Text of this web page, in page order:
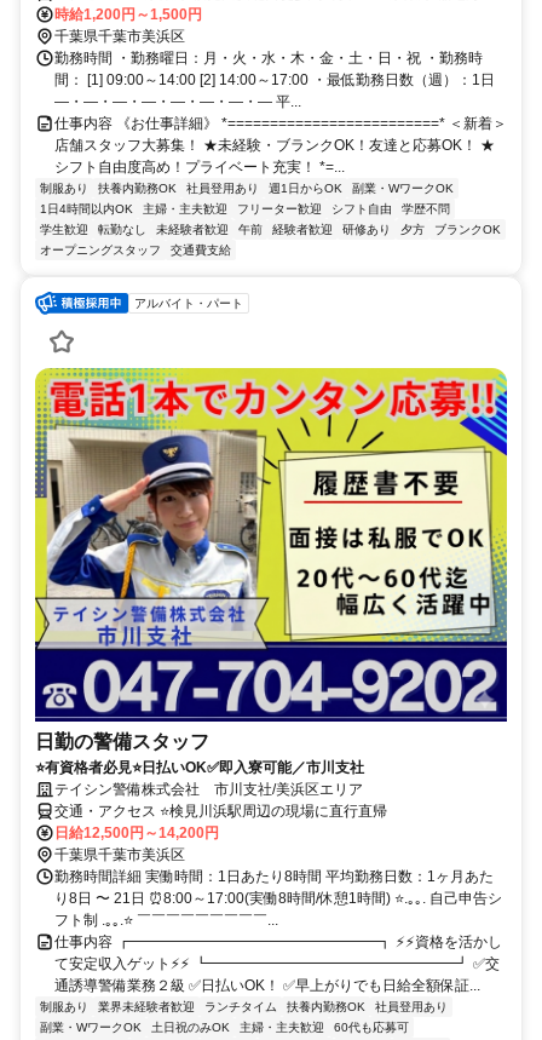
北口徒歩約22分、ＪＲ総武本線 新検見川南口徒歩約28分
時給1,200円～1,500円
千葉県千葉市美浜区
勤務時間 ・勤務曜日：月・火・水・木・金・土・日・祝 ・勤務時
間： [1] 09:00～14:00 [2] 14:00～17:00 ・最低勤務日数（週）：1日
―・―・―・―・―・―・―・― 平...
仕事内容 《お仕事詳細》 *=========================* ＜新着＞
店舗スタッフ大募集！ ★未経験・ブランクOK！友達と応募OK！ ★
シフト自由度高め！プライベート充実！ *=...
制服あり 扶養内勤務OK 社員登用あり 週1日からOK
副業・WワークOK
1日4時間以内OK
主婦・主夫歓迎 フリーター歓迎 シフト自由
学歴不問
学生歓迎
転勤なし 未経験者歓迎 午前 経験者歓迎 研修あり 夕方
ブランクOK
オープニングスタッフ
交通費支給
アルバイト・パート
日勤の警備スタッフ
⭐有資格者必見⭐日払いOK✅即入寮可能／市川支社
テイシン警備株式会社 市川支社/美浜区エリア
交通・アクセス ⭐検見川浜駅周辺の現場に直行直帰
日給12,500円～14,200円
千葉県千葉市美浜区
勤務時間詳細 実働時間：1日あたり8時間 平均勤務日数：1ヶ月あた
り8日 〜 21日 ⏰8:00～17:00(実働8時間/休憩1時間) ⭐.｡｡. 自己申告シ
フト制 .｡｡.⭐ ￣￣￣￣￣￣￣￣￣...
仕事内容 ┏━━━━━━━━━━━━━━━━━┓ ⚡⚡資格を活かし
て安定収入ゲット⚡⚡ ┗━━━━━━━━━━━━━━━━━┛ ✅交
通誘導警備業務２級 ✅日払いOK！ ✅早上がりでも日給全額保証...
制服あり 業界未経験者歓迎 ランチタイム 扶養内勤務OK
社員登用あり
副業・WワークOK
土日祝のみOK 主婦・主夫歓迎
60代も応募可